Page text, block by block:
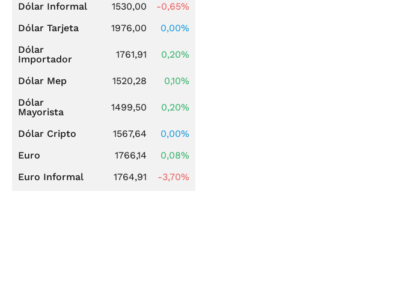
Dólar Informal
1530,00
-0,65%
Dólar Tarjeta
1976,00
0,00%
Dólar
Importador
1761,91 0,20%
Dólar Mep 1520,28
0,10%
Dólar
Mayorista
1499,50 0,20%
Dólar Cripto 1567,64
0,00%
Euro
1766,14
0,08%
Euro Informal
1764,91 -3,70%